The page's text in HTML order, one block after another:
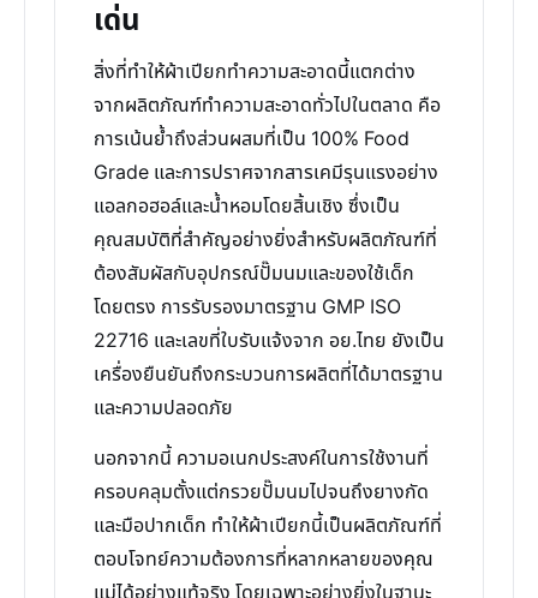
เด่น
สิ่งที่ทำให้ผ้าเปียกทำความสะอาดนี้แตกต่าง
จากผลิตภัณฑ์ทำความสะอาดทั่วไปในตลาด คือ
การเน้นย้ำถึงส่วนผสมที่เป็น 100% Food
Grade และการปราศจากสารเคมีรุนแรงอย่าง
แอลกอฮอล์และน้ำหอมโดยสิ้นเชิง ซึ่งเป็น
คุณสมบัติที่สำคัญอย่างยิ่งสำหรับผลิตภัณฑ์ที่
ต้องสัมผัสกับอุปกรณ์ปั๊มนมและของใช้เด็ก
โดยตรง การรับรองมาตรฐาน GMP ISO
22716 และเลขที่ใบรับแจ้งจาก อย.ไทย ยังเป็น
เครื่องยืนยันถึงกระบวนการผลิตที่ได้มาตรฐาน
และความปลอดภัย
นอกจากนี้ ความอเนกประสงค์ในการใช้งานที่
ครอบคลุมตั้งแต่กรวยปั๊มนมไปจนถึงยางกัด
และมือปากเด็ก ทำให้ผ้าเปียกนี้เป็นผลิตภัณฑ์ที่
ตอบโจทย์ความต้องการที่หลากหลายของคุณ